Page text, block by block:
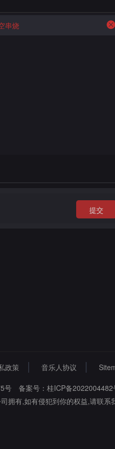
串烧
提交
政策 音乐人协议
号
备案号：桂ICP备2022004482
拥有,如有侵犯到你的权益,请联系